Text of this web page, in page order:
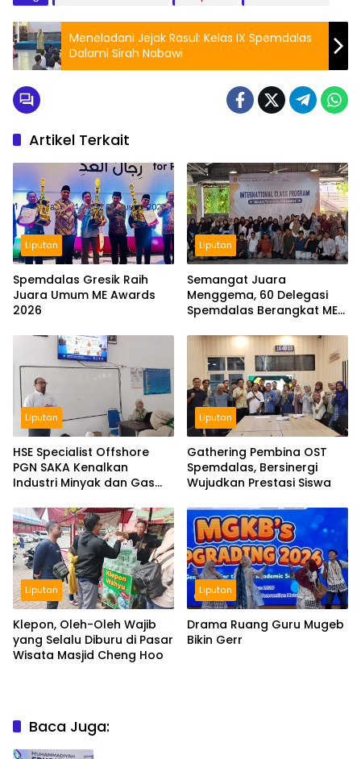
Meneladani Jejak Rasul: Kelas IX Spemdalas
Dalami Sirah Nabawi
Artikel Terkait
Liputan
Spemdalas Gresik Raih
Juara Umum ME Awards
2026
Liputan
Semangat Juara
Menggema, 60 Delegasi
Spemdalas Berangkat ME
Liputan
HSE Specialist Offshore
PGN SAKA Kenalkan
Industri Minyak dan Gas
Liputan
Gathering Pembina OST
Spemdalas, Bersinergi
Wujudkan Prestasi Siswa
Liputan
Klepon, Oleh-Oleh Wajib
yang Selalu Diburu di Pasar
Wisata Masjid Cheng Hoo
Liputan
Drama Ruang Guru Mugeb
Bikin Gerr
Baca Juga: